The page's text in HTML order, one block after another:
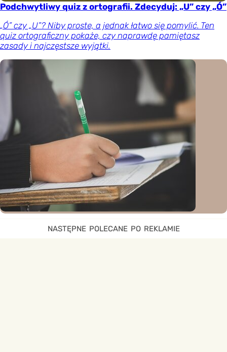
Podchwytliwy quiz z ortografii. Zdecyduj: „U” czy „Ó”
„Ó” czy „U”? Niby proste, a jednak łatwo się pomylić. Ten
quiz ortograficzny pokaże, czy naprawdę pamiętasz
zasady i najczęstsze wyjątki.